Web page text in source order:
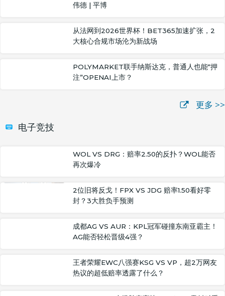
伟德 | 平博
从法网到2026世界杯！BET365加速扩张，2
大核心合规市场沦为新战场
POLYMARKET联手纳斯达克，普通人也能“押
注”OPENAI上市？
更多 >>
电子竞技
WOL VS DRG：赔率2.50的反扑？WOL能否
再次爆冷
2位旧将反戈！FPX VS JDG 赔率1.50看好零
封？3大胜负手预测
成都AG VS AUR：KPL冠军碰撞东南亚霸主！
AG能否轻松晋级4强？
王者荣耀EWC八强赛KSG VS VP，超2万网友
热议的超低赔率透露了什么？